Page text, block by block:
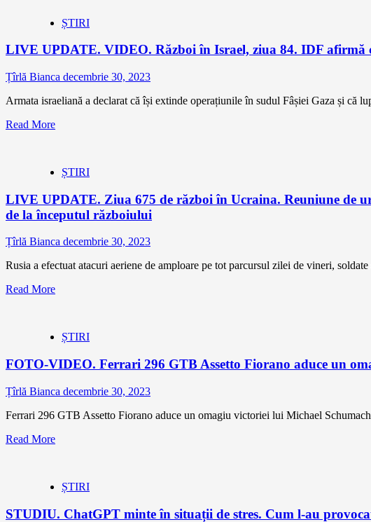
ȘTIRI
LIVE UPDATE. VIDEO. Război în Israel, ziua 84. IDF afirmă
Țîrlă Bianca decembrie 30, 2023
Armata israeliană a declarat că își extinde operațiunile în sudul Fâșiei Gaza și că
Read More
ȘTIRI
LIVE UPDATE. Ziua 675 de război în Ucraina. Reuniune de
de la începutul războiului
Țîrlă Bianca decembrie 30, 2023
Rusia a efectuat atacuri aeriene de amploare pe tot parcursul zilei de vineri,
Read More
ȘTIRI
FOTO-VIDEO. Ferrari 296 GTB Assetto Fiorano aduce un
Țîrlă Bianca decembrie 30, 2023
Ferrari 296 GTB Assetto Fiorano aduce un omagiu victoriei lui Michael
Read More
ȘTIRI
STUDIU. ChatGPT minte în situații de stres. Cum l-au